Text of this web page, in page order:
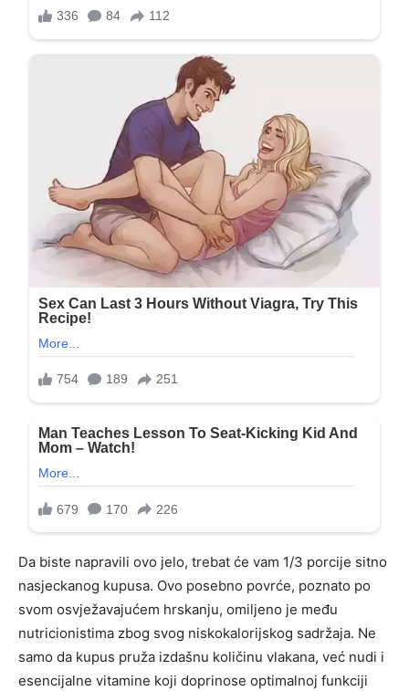
Da biste napravili ovo jelo, trebat će vam 1/3 porcije sitno
nasjeckanog kupusa. Ovo posebno povrće, poznato po
svom osvježavajućem hrskanju, omiljeno je među
nutricionistima zbog svog niskokalorijskog sadržaja. Ne
samo da kupus pruža izdašnu količinu vlakana, već nudi i
esencijalne vitamine koji doprinose optimalnoj funkciji